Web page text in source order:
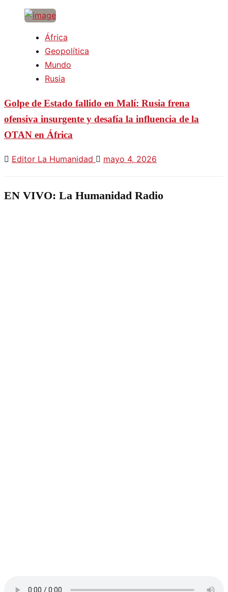
África
Geopolítica
Mundo
Rusia
Golpe de Estado fallido en Malí: Rusia frena
ofensiva insurgente y desafía la influencia de la
OTAN en África
Editor La Humanidad mayo 4, 2026
EN VIVO: La Humanidad Radio